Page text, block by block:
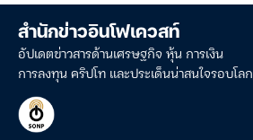
สำนักข่าวอินโฟเควสท์
อัปเดตข่าวสารด้านเศรษฐกิจ หุ้น การเงิน
การลงทุน คริปโท และประเด็นน่าสนใจรอบโลก